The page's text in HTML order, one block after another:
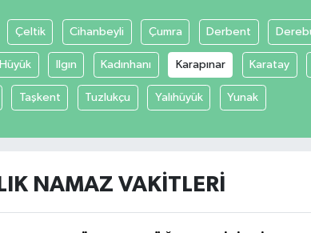
Çeltik Cihanbeyli Çumra Derbent
Hüyük Ilgın Kadınhanı Karapınar Karatay
Taşkent Tuzlukçu Yalıhüyük Yunak
NAMAZ VAKITLERI